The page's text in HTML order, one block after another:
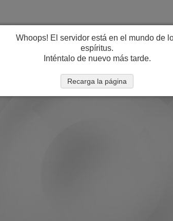
Whoops! El servidor está en el mundo de
espíritus.
Inténtalo de nuevo más tarde.
Recarga la página